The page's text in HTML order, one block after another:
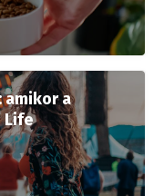
amikor a
Life